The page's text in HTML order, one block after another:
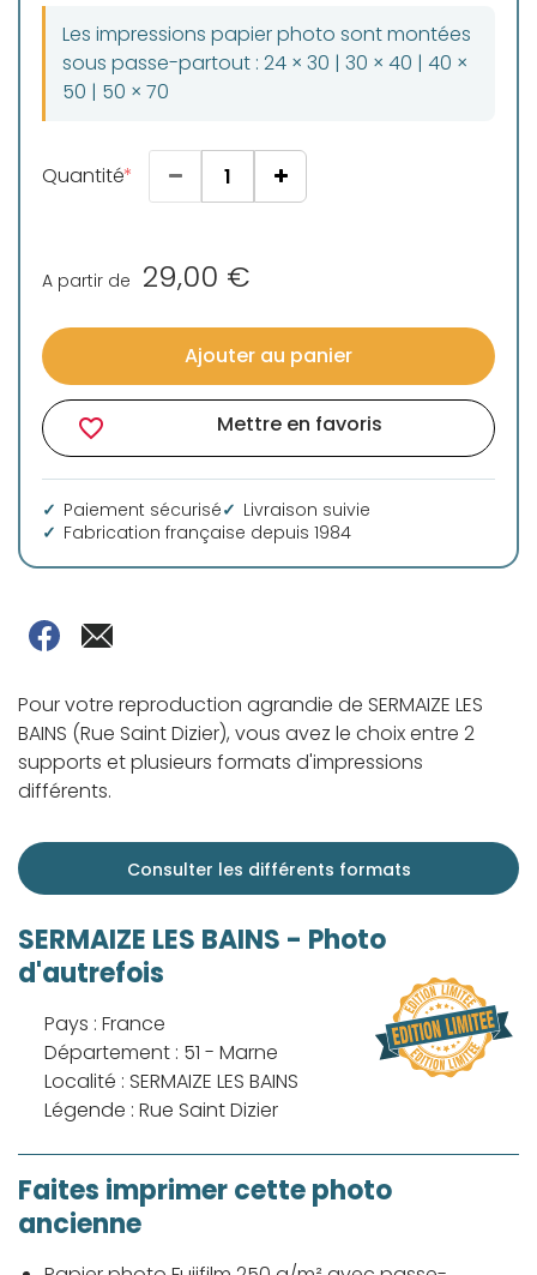
Les impressions papier photo sont montées
sous passe-partout : 24 × 30 | 30 × 40 | 40 ×
50 | 50 × 70
Quantité
A partir de 29,00 €
Ajouter au panier
favorite_border Mettre en favoris
Paiement sécurisé
Livraison suivie
Fabrication française depuis 1984
Pour votre reproduction agrandie de SERMAIZE LES
BAINS (Rue Saint Dizier), vous avez le choix entre 2
supports et plusieurs formats d'impressions
différents.
Consulter les différents formats
SERMAIZE LES BAINS - Photo
d'autrefois
Pays : France
Département : 51 - Marne
Localité : SERMAIZE LES BAINS
Légende : Rue Saint Dizier
Faites imprimer cette photo
ancienne